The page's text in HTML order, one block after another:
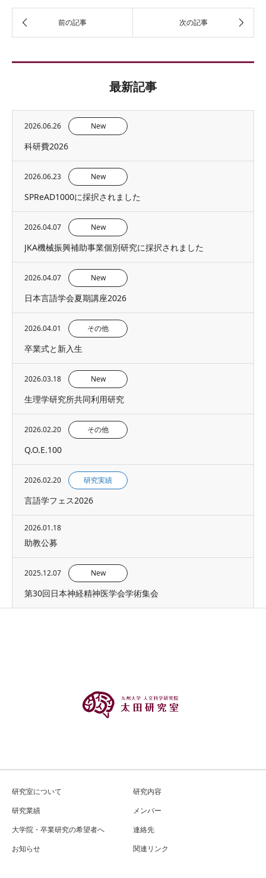
最新記事
2026.06.26 New
科研費2026
2026.06.23 New
SPReAD1000に採択されました
2026.04.07 New
JKA機械振興補助事業個別研究に採択されました
2026.04.07 New
日本言語学会夏期講座2026
2026.04.01 その他
卒業式と新入生
2026.03.18 New
生理学研究所共同利用研究
2026.02.20 その他
Q.O.E.100
2026.02.20 研究実績
言語学フェス2026
2026.01.18
助教公募
2025.12.07 New
第30回日本神経精神医学会学術集会
研究室について
研究内容
研究業績
メンバー
大学院・卒業研究の希望者へ
連絡先
お知らせ
関連リンク